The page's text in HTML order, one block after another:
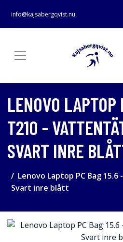
info@kajsabergqvist.nu
LENOVO
T210 -
SVART INRE
Lenovo Laptop PC Bag
Svart inre blått